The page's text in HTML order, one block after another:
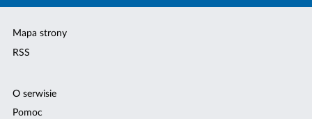
Mapa strony
RSS
O serwisie
Pomoc